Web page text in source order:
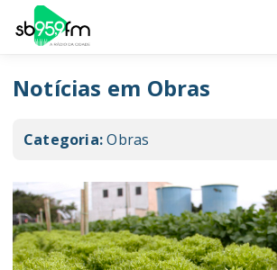
Notícias em Obras
Categoria:Obras